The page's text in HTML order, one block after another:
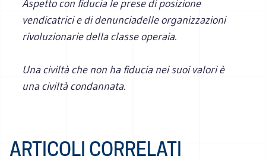
Aspetto con fiducia le prese di posizione
vendicatrici e di denunciadelle organizzazioni
rivoluzionarie della classe operaia.
Una civiltà che non ha fiducia nei suoi valori è
una civiltà condannata.
ARTICOLI CORRELATI